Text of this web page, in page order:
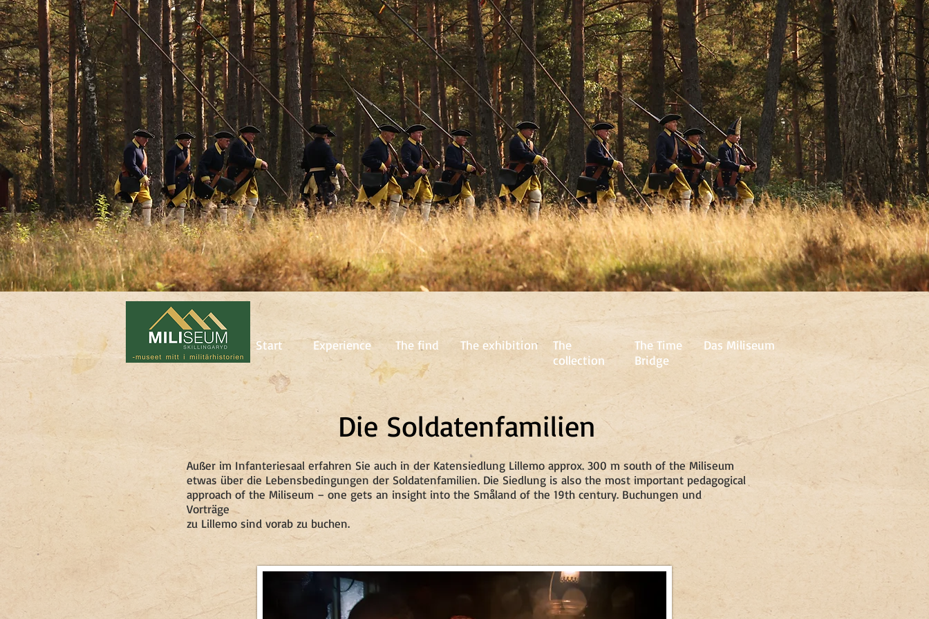
Start Experience The find The exhibition
The
collection
The Time
Bridge
Das Miliseum
Die Soldatenfamilien
Außer im Infanteriesaal erfahren Sie auch in der Katensiedlung Lillemo approx. 300 m south of the Miliseum
etwas über die Lebensbedingungen der Soldatenfamilien. Die Siedlung is also the most important pedagogical
approach of the Miliseum – one gets an insight into the Småland of the 19th century. Buchungen und
Vorträge
zu Lillemo sind vorab zu buchen.